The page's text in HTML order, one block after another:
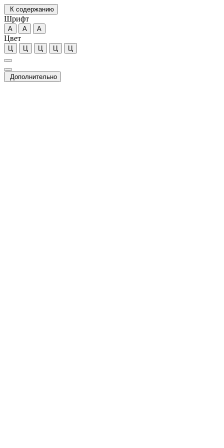
К содержанию
Шрифт
А А А
Цвет
Ц Ц Ц Ц Ц
Дополнительно